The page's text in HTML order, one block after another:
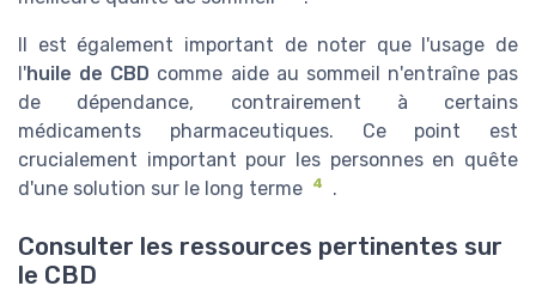
Il est également important de noter que l'usage de
l'huile de CBD comme aide au sommeil n'entraîne pas
de dépendance, contrairement à certains
médicaments pharmaceutiques. Ce point est
crucialement important pour les personnes en quête
d'une solution sur le long terme
4 .
Consulter les ressources pertinentes sur
le CBD